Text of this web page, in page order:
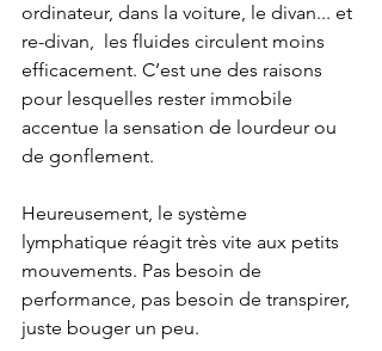
ordinateur, dans la voiture, le divan... et
re-divan,  les fluides circulent moins
efficacement. C’est une des raisons
pour lesquelles rester immobile
accentue la sensation de lourdeur ou
de gonflement.
Heureusement, le système
lymphatique réagit très vite aux petits
mouvements. Pas besoin de
performance, pas besoin de transpirer,
juste bouger un peu.